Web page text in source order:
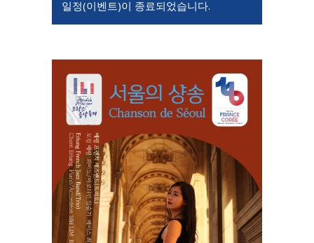
일정(이벤트)이 종료되었습니다.